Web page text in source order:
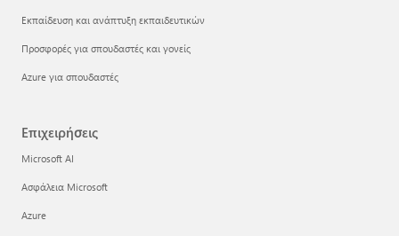
Εκπαίδευση και ανάπτυξη εκπαιδευτικών
Προσφορές για σπουδαστές και γονείς
Azure για σπουδαστές
Επιχειρήσεις
Microsoft AI
Ασφάλεια Microsoft
Azure